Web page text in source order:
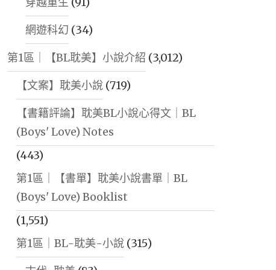
網遊科幻 (34)
第1區｜【BL耽美】小說介紹 (3,012)
【文案】耽美小說(719)
【書籍評論】耽美BL小說心得文｜BL
(Boys' Love) Notes
(443)
第1區｜【書單】耽美小說書單｜BL
(Boys' Love) Booklist
(1,551)
第1區｜BL-耽美-小說(315)